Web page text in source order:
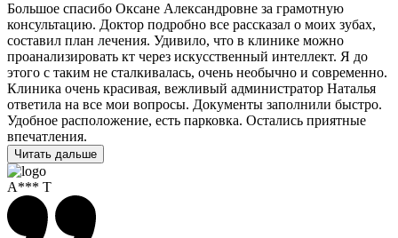
Большое спасибо Оксане Александровне за грамотную
консультацию. Доктор подробно все рассказал о моих зубах,
составил план лечения. Удивило, что в клинике можно
проанализировать кт через искусственный интеллект. Я до
этого с таким не сталкивалась, очень необычно и современно.
Клиника очень красивая, вежливый администратор Наталья
ответила на все мои вопросы. Документы заполнили быстро.
Удобное расположение, есть парковка. Остались приятные
впечатления.
Читать дальше
А*** Т